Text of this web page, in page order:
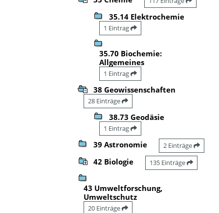
35.14 Elektrochemie
1 Eintrag
35.70 Biochemie:
Allgemeines
1 Eintrag
38 Geowissenschaften
28 Einträge
38.73 Geodäsie
1 Eintrag
39 Astronomie 2 Einträge
42 Biologie 135 Einträge
43 Umweltforschung,
Umweltschutz
20 Einträge